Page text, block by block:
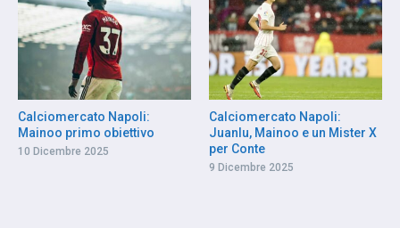
Calciomercato Napoli:
Mainoo primo obiettivo
10 Dicembre 2025
Calciomercato Napoli:
Juanlu, Mainoo e un Mister X
per Conte
9 Dicembre 2025